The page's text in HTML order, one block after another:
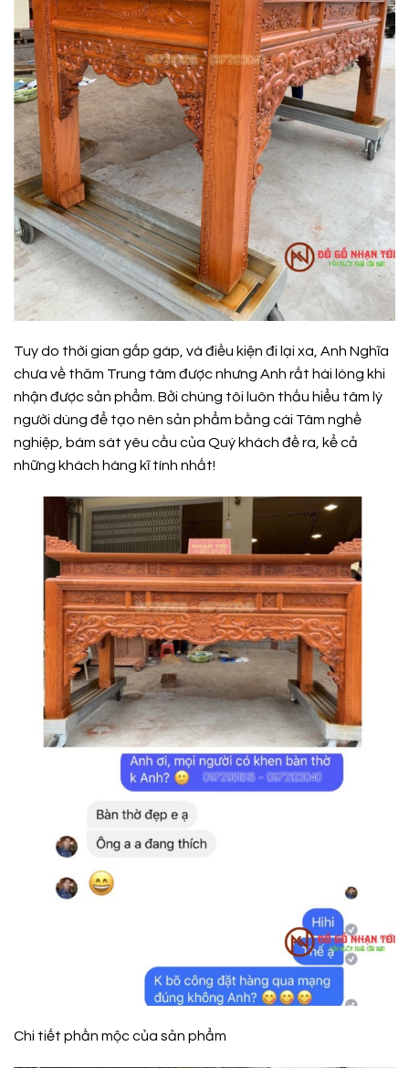
Tuy do thời gian gấp gáp, và điều kiện đi lại xa, Anh Nghĩa
chưa về thăm Trung tâm được nhưng Anh rất hài lòng khi
nhận được sản phẩm. Bởi chúng tôi luôn thấu hiểu tâm lý
người dùng để tạo nên sản phẩm bằng cái Tâm nghề
nghiệp, bám sát yêu cầu của Quý khách đề ra, kể cả
những khách hàng kĩ tính nhất!
Chi tiết phần mộc của sản phẩm